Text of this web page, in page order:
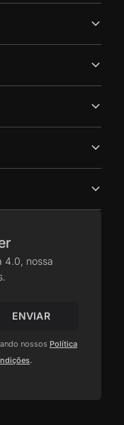
4.0, nossa
nossos Política
.